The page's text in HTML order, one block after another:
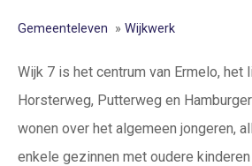
Gemeenteleven » Wijkwerk
Wijk 7 is het centrum van Ermelo, het
Horsterweg, Putterweg en
wonen over het algemeen jongeren,
enkele gezinnen met oudere